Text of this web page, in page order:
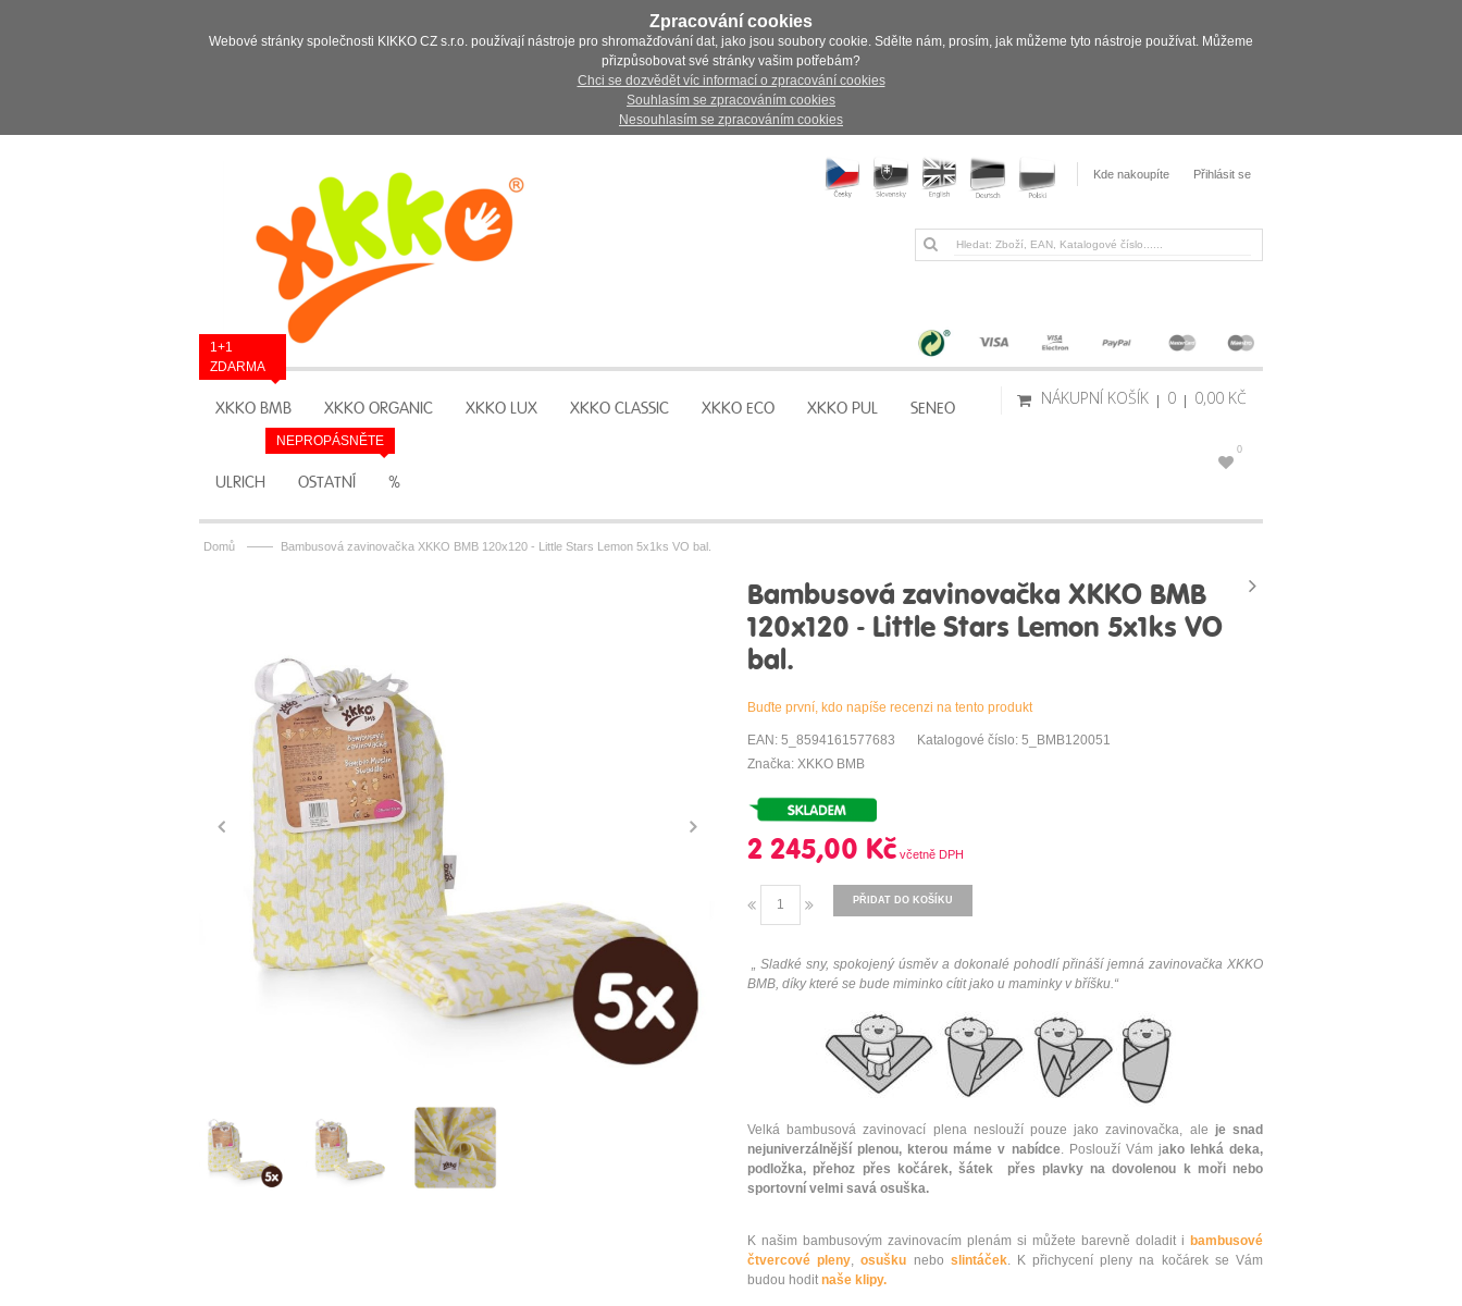
Zpracování cookies
Webové stránky společnosti KIKKO CZ s.r.o. používají nástroje pro shromažďování dat, jako jsou soubory cookie. Sdělte nám, prosím, jak můžeme tyto nástroje používat. Můžeme
přizpůsobovat své stránky vašim potřebám?
Chci se dozvědět víc informací o zpracování cookies
Souhlasím se zpracováním cookies
Nesouhlasím se zpracováním cookies
Kde nakoupíte Přihlásit se
XKKO BMB
1+1
ZDARMA
XKKO ORGANIC XKKO LUX XKKO CLASSIC XKKO ECO XKKO PUL SENEO
ULRICH OSTATNÍ %
NEPROPÁSNĚTE
NÁKUPNÍ KOŠÍK 0 0,00 KČ
0
Domů —— Bambusová zavinovačka XKKO BMB 120x120 - Little Stars Lemon 5x1ks VO bal.
Bambusová zavinovačka XKKO BMB
120x120 - Little Stars Lemon 5x1ks VO
bal.
Buďte první, kdo napíše recenzi na tento produkt
EAN: 5_8594161577683
Katalogové číslo: 5_BMB120051
Značka: XKKO BMB
2 245,00 Kč
PŘIDAT DO KOŠÍKU
„ Sladké sny, spokojený úsměv a dokonalé pohodlí přináší jemná zavinovačka XKKO
BMB, díky které se bude miminko cítit jako u maminky v bříšku.“
Velká bambusová zavinovací plena neslouží pouze jako zavinovačka, ale je snad
nejuniverzálnější plenou, kterou máme v nabídce. Poslouží Vám jako lehká deka,
podložka, přehoz přes kočárek, šátek přes plavky na dovolenou k moři nebo
sportovní velmi savá osuška.
K našim bambusovým zavinovacím plenám si můžete barevně doladit i bambusové
čtvercové pleny,osušku nebo slintáček. K přichycení pleny na kočárek se Vám
budou hodit naše klipy.